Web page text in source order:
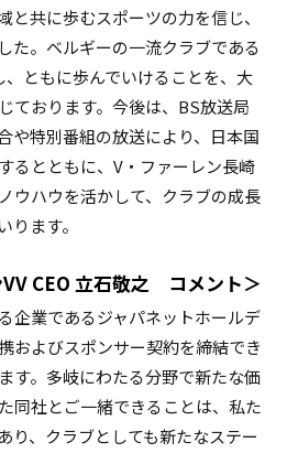
と共に歩むスポーツの力を信じ、
た。ベルギーの一流クラブである
ともに歩んでいけることを、大
ております。今後は、BS放送局
や特別番組の放送により、日本国
るとともに、V・ファーレン長崎
ウハウを活かして、クラブの成長
ります。
CEO 立石敬之 コメント＞
企業であるジャパネットホールデ
およびスポンサー契約を締結でき
す。多岐にわたる分野で新たな価
同社とご一緒できることは、私た
り、クラブとしても新たなステー